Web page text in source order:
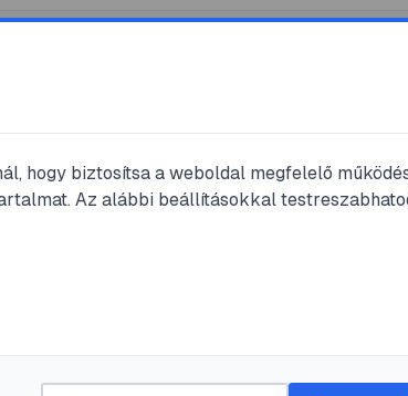
az 1956-os
hogy biztosítsa a weboldal megfelelő
Az alábbi beállításokkal